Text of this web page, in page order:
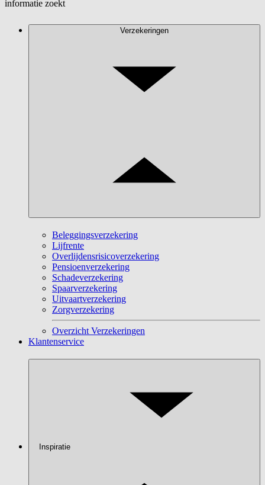
informatie zoekt
Verzekeringen
Beleggingsverzekering
Lijfrente
Overlijdensrisicoverzekering
Pensioenverzekering
Schadeverzekering
Spaarverzekering
Uitvaartverzekering
Zorgverzekering
Overzicht Verzekeringen
Klantenservice
Inspiratie